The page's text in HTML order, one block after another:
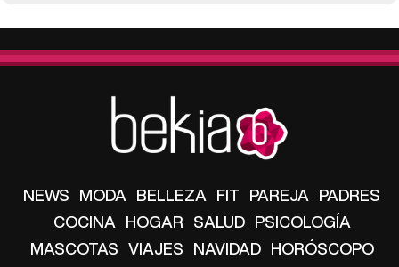
NEWS MODA BELLEZA FIT PAREJA PADRES
COCINA HOGAR SALUD PSICOLOGÍA
MASCOTAS VIAJES NAVIDAD HORÓSCOPO